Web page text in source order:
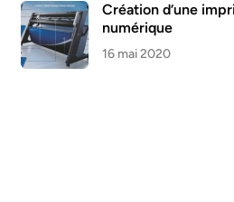
Création d’une
numérique
16 mai 2020